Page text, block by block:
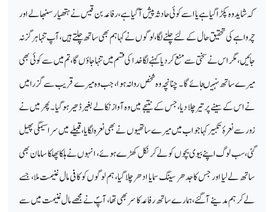
کہ شاید وہ پکڑا گیا ہے یا اسے کوئی حادثہ پیش آگیا ہے، رفاعہ بن قیس نے ہتھیار سنبھالے اور
چرواہے کی تحقیق حال کے لئے چلنے لگا، لوگوں نے کہا ہم بھی ساتھ چلتے ہیں، آپ تنہا ہرگز نہ
جائیں، مگر اس نے سختی سے منع کردیا کہنے لگا خدا کی قسم میں تنہا جاؤں گا، تم میں سے کوئی بھی
میرے ساتھ نہیںجائے گا۔ چنانچہ وہ شخص روانہ ہوا، جب وہ میرے قریب سے گزرا میں
نے اس کے سینے پر تیر چلا دیا، جس کے نتیجے میں وہ آواز نکالے بغیر ڈھیر ہوگیا۔ پھر میں نے
زور سے نعرۂ تکبیر کہا جواب میں میرے ساتھیوں نے بھی نعرہ لگایا، قبیلے میں سراسیمگی پھیل
گئی، سب لوگ اپنے بیوی بچوں کو لے کر نکل کھڑے ہوئے، انہوں نے ہلکا پھلکا سامان بھی
ساتھ لے لیا اور جس کا جدھر سینگ سمایا ادھر چلا گیا، ہم لوگوں کو کافی مال غنیمت ملا، جسے
لے کر ہم مدینے آگئے، ہمارے ساتھ رفاعہ کا سر بھی تھا، آپؐ نے مجھے مال غنیمت میں سے